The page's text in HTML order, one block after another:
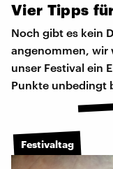
Vier Tipps
Noch gibt es kein
angenommen, wir
unser Festival ein
Punkte unbedingt
Festivaltag